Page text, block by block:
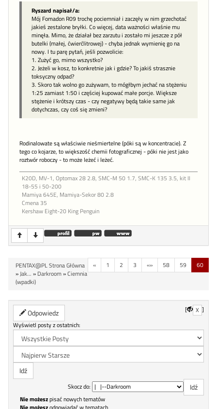
Ryszard napisał/a:
Mój Fomadon R09 trochę pociemniał i zaczęły w nim grzechotać
jakieś zestalone bryłki. Co więcej, data ważności właśnie mu
minęła. Mimo, że działał bez zarzutu i zostało mi jeszcze z pół
butelki (małej, ćwierćlitrowej) - chyba jednak wymienię go na
nowy. I tu parę pytań, jeśli pozwolicie:
1. Zużyć go, mimo wszystko?
2. Jeżeli w kosz, to konkretnie jak i gdzie? To jakiś strasznie
toksyczny odpad?
3. Skoro tak wolno go zużywam, to mógłbym jechać na stężeniu
1:25 zamiast 1:50 i częściej kupować małe porcje. Większe
stężenie i krótszy czas - czy negatywy będą takie same jak
dotychczas, czy coś się zmieni?
Rodinalowate są właściwie nieśmiertelne (póki są w koncentracie). Z
tego co kojarze, to większość chemii fotograficznej - póki nie jest jako
roztwór roboczy - to może leżeć i leżeć.
K20D, MV-1, Optomax 28 2.8, SMC-M 50 1.7, SMC-K 135 3.5, kit II
18-55 i 50-200
Mamiya 645E, Mamiya-Sekor 80 2.8
Cmena 35
Kershaw Eight-20 King Penguin
« 1 2 3 «» 58 59 60
PENTAX@PL Strona Główna
» Jak... » Darkroom»Ciemnia
(wpadki)
Odpowiedz [ X ]
Wyświetl posty z ostatnich:
Skocz do:
Nie możeszpisać nowych tematów